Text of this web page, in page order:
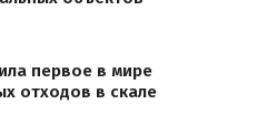
первое в мире
отходов в скале